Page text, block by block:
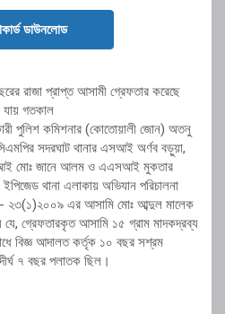
ডাউনলোড
রাজা প্রাপ্ত আসামী গ্রেফতার করেছে
যায় গতকাল
পুলিশ কমিশনার (কোতোয়ালী জোন) অতনু
সিএমপির সদরঘাট থানার এসআই অর্ণব বড়ুয়া,
মোঃ জানে আলম ও এএসআই মুকতার
থানা এলাকায় অভিযান পরিচালনা
২৩(১)২০০৯ এর আসামি মোঃ আব্দুল মালেক
গ্রেফতারকৃত আসামি ১৫ গ্রাম মাদকদ্রব্য
বিজ্ঞ আদালত কর্তৃক ১০ বছর সশ্রম
৭ বছর পলাতক ছিল।